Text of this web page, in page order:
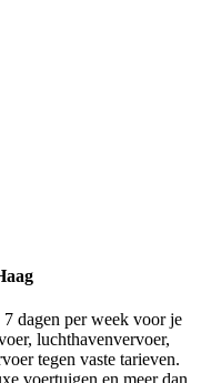
dagen per week voor je
luchthavenvervoer,
tegen vaste tarieven.